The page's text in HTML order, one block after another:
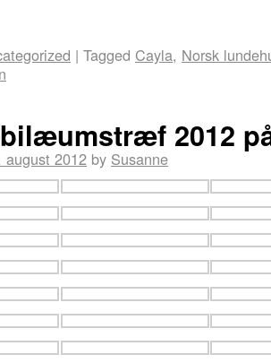
| Tagged Cayla, Norsk
2012
august 2012 by Susanne